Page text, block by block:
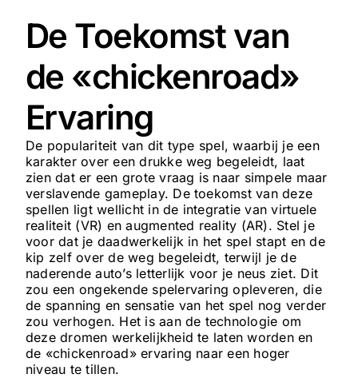
De Toekomst van
de «chickenroad»
Ervaring
De populariteit van dit type spel, waarbij je een
karakter over een drukke weg begeleidt, laat
zien dat er een grote vraag is naar simpele maar
verslavende gameplay. De toekomst van deze
spellen ligt wellicht in de integratie van virtuele
realiteit (VR) en augmented reality (AR). Stel je
voor dat je daadwerkelijk in het spel stapt en de
kip zelf over de weg begeleidt, terwijl je de
naderende auto’s letterlijk voor je neus ziet. Dit
zou een ongekende spelervaring opleveren, die
de spanning en sensatie van het spel nog verder
zou verhogen. Het is aan de technologie om
deze dromen werkelijkheid te laten worden en
de «chickenroad» ervaring naar een hoger
niveau te tillen.